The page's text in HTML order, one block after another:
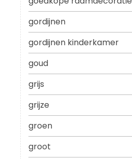
gordijnen
gordijnen kinderkamer
goud
grijs
grijze
groen
groot